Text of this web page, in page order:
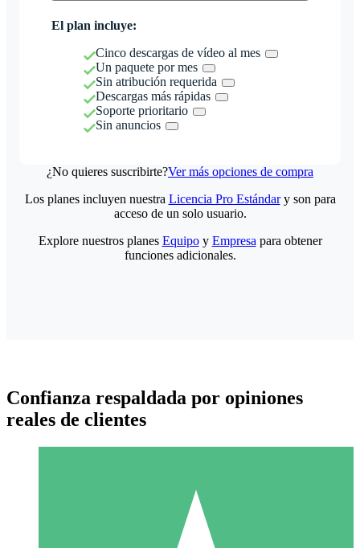
El plan incluye:
Cinco descargas de vídeo al mes
Un paquete por mes
Sin atribución requerida
Descargas más rápidas
Soporte prioritario
Sin anuncios
¿No quieres suscribirte?Ver más opciones de compra
Paquetes de Créditos Individuales
Los planes incluyen nuestra Licencia Pro Estándary son para
acceso de un solo usuario.
Explore nuestros planes Equipoy Empresa para obtener
funciones adicionales.
Confianza respaldada por opiniones
reales de clientes